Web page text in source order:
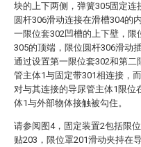
块的上下两侧，弹簧305固定连
圆杆306滑动连接在滑槽304的
一限位套302凹槽的上下壁，限
305的顶端，限位圆杆306滑动
通过设置第一限位套302和第二
管主体1与固定带301相连接，
对与其连接的导尿管主体1限位
体1与外部物体接触被勾住。
请参阅图4，固定装置2包括限
贴203，限位罩201滑动夹持在